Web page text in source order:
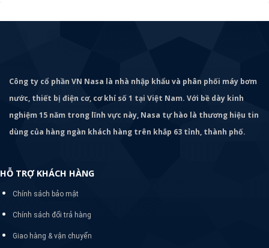
Công ty cổ phần VN Nasa là nhà nhập khẩu và phân phối máy bơm
nước, thiết bị điện cơ, cơ khí số 1 tại Việt Nam. Với bề dày kinh
nghiệm 15 năm trong lĩnh vực này, Nasa tự hào là thương hiệu tin
dùng của hàng ngàn khách hàng trên khắp 63 tỉnh, thành phố.
HỖ TRỢ KHÁCH HÀNG
Chính sách bảo mật
Chính sách đổi trả hàng
Giao hàng & vận chuyển